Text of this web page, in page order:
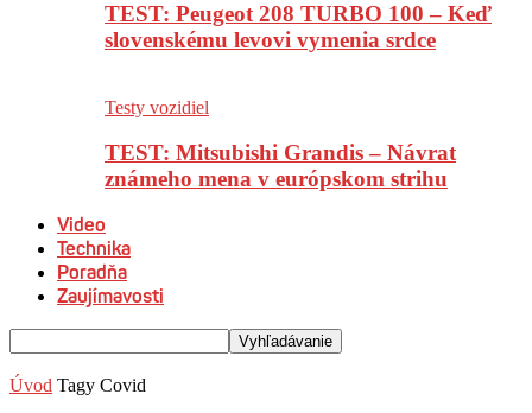
TEST: Peugeot 208 TURBO 100 – Keď
slovenskému levovi vymenia srdce
Testy vozidiel
TEST: Mitsubishi Grandis – Návrat
známeho mena v európskom strihu
Video
Technika
Poradňa
Zaujímavosti
Úvod Tagy Covid